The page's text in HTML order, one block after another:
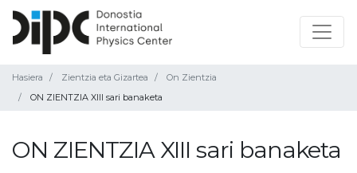
Hasiera Zientzia eta Gizartea
On Zientzia
ON ZIENTZIA XIII sari banaketa
ON ZIENTZIA XIII sari banaketa